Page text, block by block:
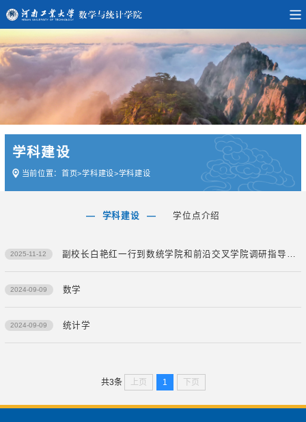
学科建设
当前位置： 首页>学科建设>学科建设
学科建设 学位点介绍
2025-11-12
2024-09-09 数学
2024-09-09 统计学
共3条 上页 1 下页